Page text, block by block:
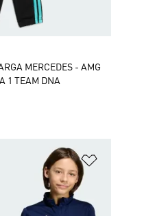
MERCEDES - AMG
1 TEAM DNA